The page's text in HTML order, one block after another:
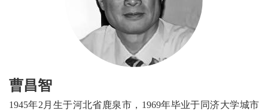
曹昌智
1945年2月生于河北省鹿泉市，1969年毕业于同济大学城市